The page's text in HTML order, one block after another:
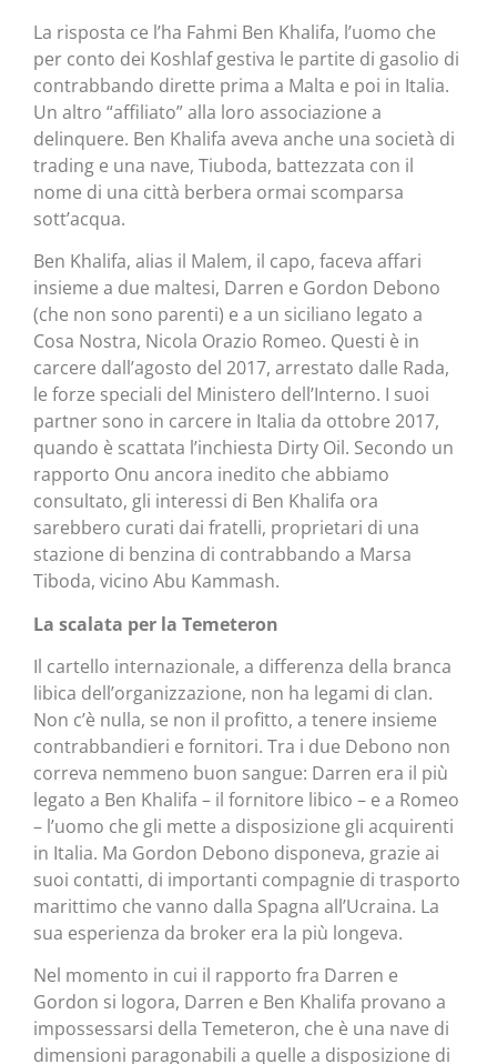
La risposta ce l’ha Fahmi Ben Khalifa, l’uomo che
per conto dei Koshlaf gestiva le partite di gasolio di
contrabbando dirette prima a Malta e poi in Italia.
Un altro “affiliato” alla loro associazione a
delinquere. Ben Khalifa aveva anche una società di
trading e una nave, Tiuboda, battezzata con il
nome di una città berbera ormai scomparsa
sott’acqua.
Ben Khalifa, alias il Malem, il capo, faceva affari
insieme a due maltesi, Darren e Gordon Debono
(che non sono parenti) e a un siciliano legato a
Cosa Nostra, Nicola Orazio Romeo. Questi è in
carcere dall’agosto del 2017, arrestato dalle Rada,
le forze speciali del Ministero dell’Interno. I suoi
partner sono in carcere in Italia da ottobre 2017,
quando è scattata l’inchiesta Dirty Oil. Secondo un
rapporto Onu ancora inedito che abbiamo
consultato, gli interessi di Ben Khalifa ora
sarebbero curati dai fratelli, proprietari di una
stazione di benzina di contrabbando a Marsa
Tiboda, vicino Abu Kammash.
La scalata per la Temeteron
Il cartello internazionale, a differenza della branca
libica dell’organizzazione, non ha legami di clan.
Non c’è nulla, se non il profitto, a tenere insieme
contrabbandieri e fornitori. Tra i due Debono non
correva nemmeno buon sangue: Darren era il più
legato a Ben Khalifa – il fornitore libico – e a Romeo
– l’uomo che gli mette a disposizione gli acquirenti
in Italia. Ma Gordon Debono disponeva, grazie ai
suoi contatti, di importanti compagnie di trasporto
marittimo che vanno dalla Spagna all’Ucraina. La
sua esperienza da broker era la più longeva.
Nel momento in cui il rapporto fra Darren e
Gordon si logora, Darren e Ben Khalifa provano a
impossessarsi della Temeteron, che è una nave di
dimensioni paragonabili a quelle a disposizione di